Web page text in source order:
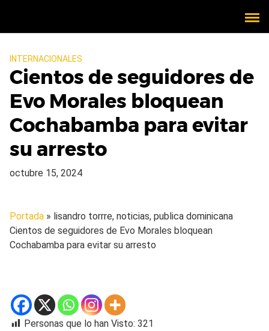
INTERNACIONALES
Cientos de seguidores de
Evo Morales bloquean
Cochabamba para evitar
su arresto
octubre 15, 2024
Portada » lisandro torrre, noticias, publica dominicana
Cientos de seguidores de Evo Morales bloquean
Cochabamba para evitar su arresto
Personas que lo han Visto: 321